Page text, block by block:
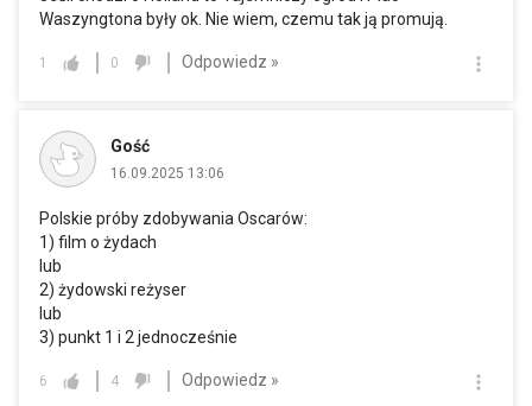
Waszyngtona były ok. Nie wiem, czemu tak ją promują.
1 0 Odpowiedz »
Gość
16.09.2025 13:06
Polskie próby zdobywania Oscarów:
1) film o żydach
lub
2) żydowski reżyser
lub
3) punkt 1 i 2 jednocześnie
6 4 Odpowiedz »